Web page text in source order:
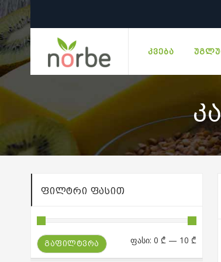
ᲙᲕᲔᲑᲐ
ᲤᲘᲚᲢᲠᲘ ᲤᲐᲡᲘᲗ
ᲒᲐᲤᲘᲚᲢᲕᲠᲐ ფასი: 0 ₾ — 10 ₾